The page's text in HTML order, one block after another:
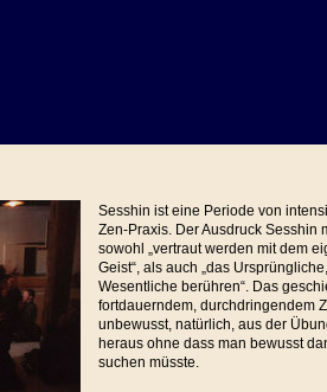
Sesshin ist eine Periode von
Zen-Praxis. Der Ausdruck Sesshin
sowohl „vertraut werden mit dem
Geist“, als auch „das
Wesentliche berühren“. Das
fortdauerndem, durchdringendem
unbewusst, natürlich, aus der
heraus ohne dass man bewusst
suchen müsste.